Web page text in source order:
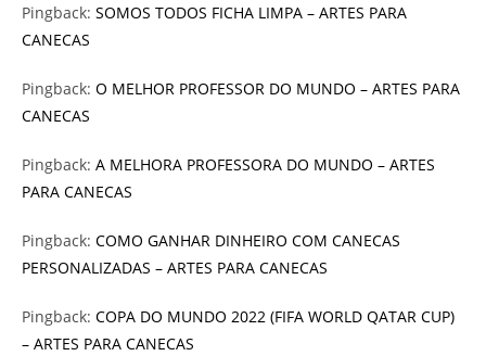
Pingback: SOMOS TODOS FICHA LIMPA – ARTES PARA
CANECAS
Pingback: O MELHOR PROFESSOR DO MUNDO – ARTES PARA
CANECAS
Pingback: A MELHORA PROFESSORA DO MUNDO – ARTES
PARA CANECAS
Pingback: COMO GANHAR DINHEIRO COM CANECAS
PERSONALIZADAS – ARTES PARA CANECAS
Pingback: COPA DO MUNDO 2022 (FIFA WORLD QATAR CUP)
– ARTES PARA CANECAS